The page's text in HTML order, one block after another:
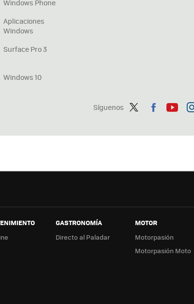
Síguenos
ter
ebo tub
Windows Phone
Aplicaciones
Windows
Surface Pro 3
Windows 10
GASTRONOMÍA
Directo al Paladar
MOTOR
Motorpasión
Motorpasión Moto